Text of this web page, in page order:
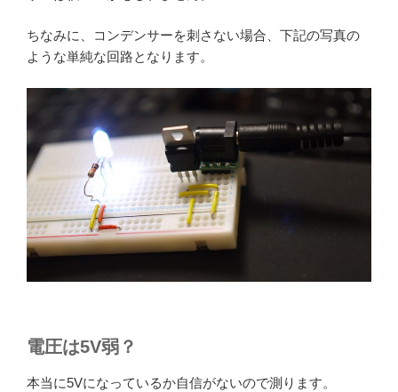
ちなみに、コンデンサーを刺さない場合、下記の写真の
ような単純な回路となります。
電圧は5V弱？
本当に5Vになっているか自信がないので測ります。